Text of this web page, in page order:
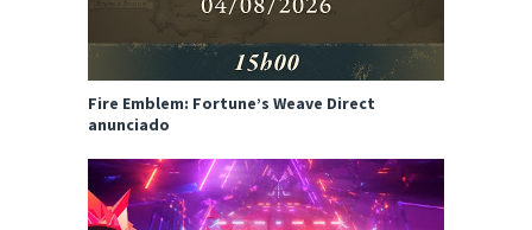
Fire Emblem: Fortune’s Weave Direct
anunciado